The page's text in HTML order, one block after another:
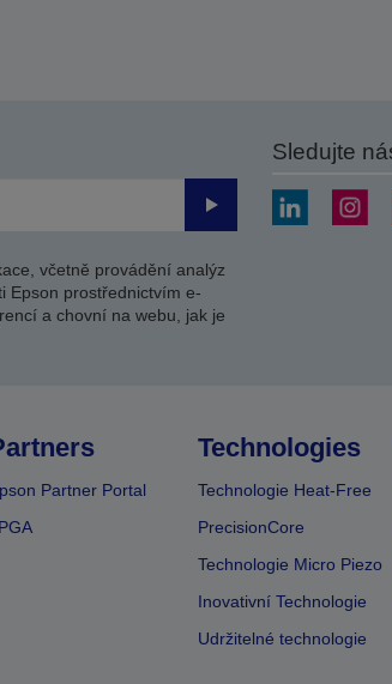
Odeslat
včetně provádění analýz
Epson prostřednictvím e-
a chovní na webu, jak je
Sledujte
Partner Portal
Technologies
Technologie Heat-Free
PrecisionCore
Technologie Micro Piezo
Inovativní Technologie
Udržitelné technologie